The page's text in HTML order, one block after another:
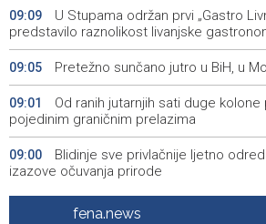
09:09
U Stupama održan prvi „Gastro
predstavilo raznolikost livanjske
09:05 Pretežno sunčano jutro u BiH, u
09:01
Od ranih jutarnjih sati duge kolone
pojedinim graničnim prelazima
09:00
Blidinje sve privlačnije ljetno
izazove očuvanja prirode
Najave događaja za 9. 8. 2026.
fena.news